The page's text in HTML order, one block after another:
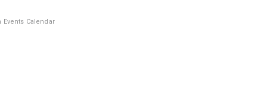
Events Calendar